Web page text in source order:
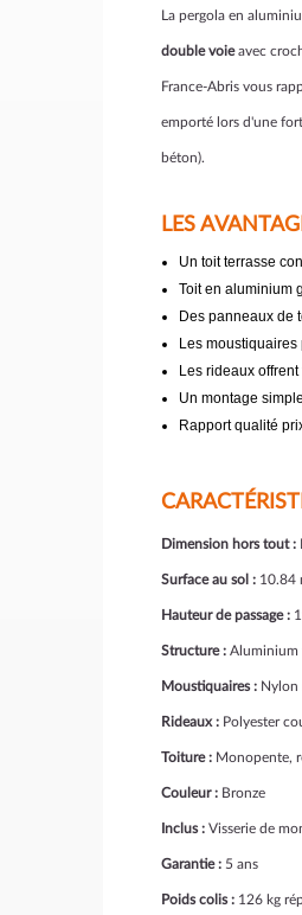
La pergola en
double voieavec
France-Abris vous
emporté lors d'une
béton).
LES
Un toit terrasse
Toit en aluminium
Des panneaux de
Les
Les rideaux
Un montage
Rapport qualité
Dimension hors tout :
Surface au sol : 10.84
Hauteur de passage :
Structure : Aluminium
Moustiquaires : Nylon
Rideaux : Polyester
Toiture : Monopente,
Couleur : Bronze
Inclus : Visserie de
Garantie : 5 ans
Poids colis : 126 kg